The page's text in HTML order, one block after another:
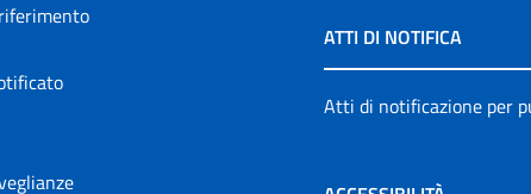
ATTI DI NOTIFICA
Atti di notificazione per